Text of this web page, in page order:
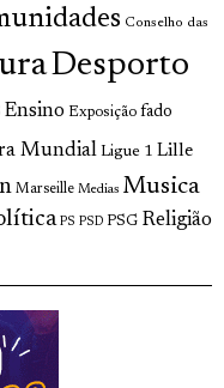
Conselho das
Desporto
Ensino Exposição fado
Mundial Ligue 1 Lille
Marseille Medias Musica
PS PSD PSG Religião